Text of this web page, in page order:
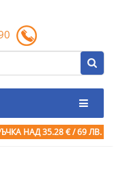
НАД 35.28 € / 69 ЛВ.